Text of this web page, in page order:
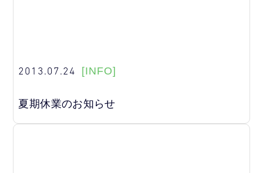
2013.07.24 [INFO]
夏期休業のお知らせ